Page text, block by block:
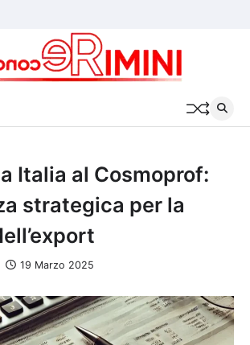
siamo
Policy
Policy
Italia al Cosmoprof:
strategica per la
19 Marzo 2025